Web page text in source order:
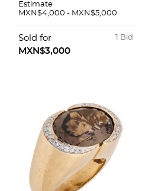
925. Perlas
semiesféricas de
colores: 5.0 - 6.2 mm
Estimate
MXN$4,000 - MXN$5,000
1 Bid
Sold for
MXN$3,000